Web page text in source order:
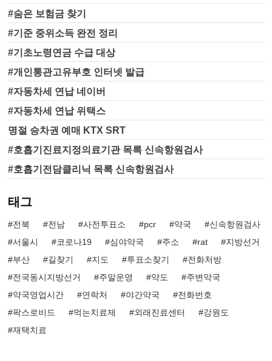
#숨은 보험금 찾기
#기준 중위소득 완전 정리
#기초노령연금 수급 대상
#개인통관고유부호 인터넷 발급
#자동차세 연납 네이버
#자동차세 연납 위택스
명절 승차권 예매 KTX SRT
#호흡기진료지정의료기관 목록 신속항원검사
#호흡기전담클리닉 목록 신속항원검사
태그
전북 전남 사전투표소 pcr 약국
신속항원검사
서울시
코로나19 심야약국 주소 rat
지방선거
부산
길찾기 지도 투표소찾기
전화처방
전국동시지방선거
주말운영 약도
주변약국
약국영업시간
연락처 야간약국
전화번호
팍스로비드
먹는치료제 외래진료센터
강원도
재택치료